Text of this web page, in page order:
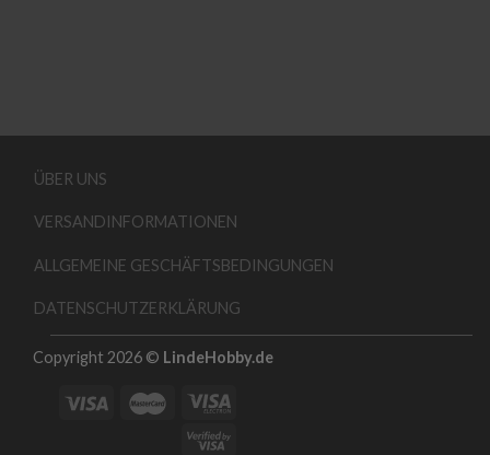
ÜBER UNS
VERSANDINFORMATIONEN
ALLGEMEINE GESCHÄFTSBEDINGUNGEN
DATENSCHUTZERKLÄRUNG
Copyright 2026 © LindeHobby.de